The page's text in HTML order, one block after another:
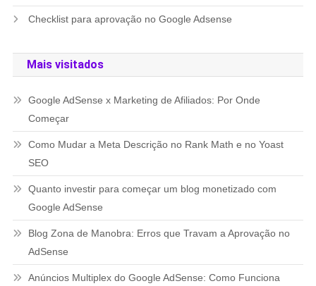
Checklist para aprovação no Google Adsense
Mais visitados
Google AdSense x Marketing de Afiliados: Por Onde
Começar
Como Mudar a Meta Descrição no Rank Math e no Yoast
SEO
Quanto investir para começar um blog monetizado com
Google AdSense
Blog Zona de Manobra: Erros que Travam a Aprovação no
AdSense
Anúncios Multiplex do Google AdSense: Como Funciona